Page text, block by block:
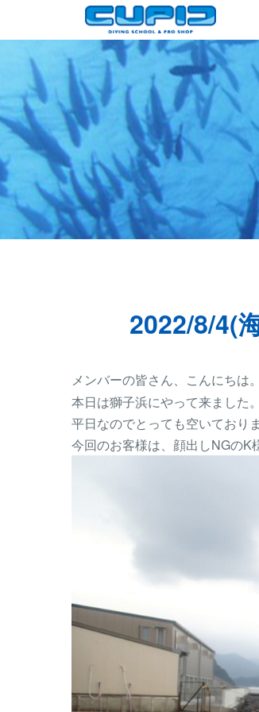
2022/8/4(
メンバーの皆さん、こんにちは。
本日は獅子浜にやって来ました。
平日なのでとっても空いておりま
今回のお客様は、顔出しNGのK